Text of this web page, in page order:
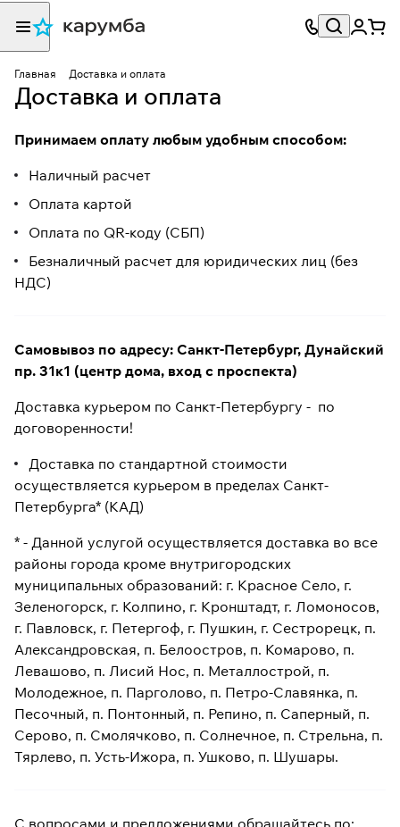
Главная Доставка и оплата
Доставка и оплата
Принимаем оплату любым удобным способом:
Наличный расчет
Оплата картой
Оплата по QR-коду (СБП)
Безналичный расчет для юридических лиц (без
НДС)
Самовывоз по адресу: Санкт-Петербург, Дунайский
пр. 31к1 (центр дома, вход с проспекта)
Доставка курьером по Санкт-Петербургу - по
договоренности!
Доставка по стандартной стоимости
осуществляется курьером в пределах Санкт-
Петербурга* (КАД)
* - Данной услугой осуществляется доставка во все
районы города кроме внутригородских
муниципальных образований: г. Красное Село, г.
Зеленогорск, г. Колпино, г. Кронштадт, г. Ломоносов,
г. Павловск, г. Петергоф, г. Пушкин, г. Сестрорецк, п.
Александровская, п. Белоостров, п. Комарово, п.
Левашово, п. Лисий Нос, п. Металлострой, п.
Молодежное, п. Парголово, п. Петро-Славянка, п.
Песочный, п. Понтонный, п. Репино, п. Саперный, п.
Серово, п. Смолячково, п. Солнечное, п. Стрельна, п.
Тярлево, п. Усть-Ижора, п. Ушково, п. Шушары.
С вопросами и предложениями обращайтесь по: